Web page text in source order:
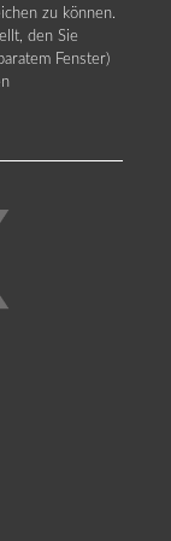
zu können.
den Sie
Fenster)